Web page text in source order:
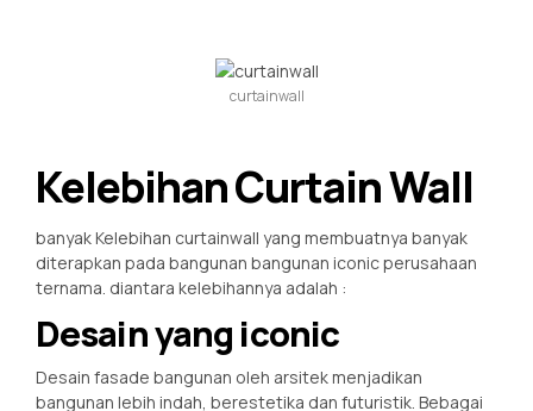
curtainwall
Kelebihan Curtain Wall
banyak Kelebihan curtainwall yang membuatnya banyak
diterapkan pada bangunan bangunan iconic perusahaan
ternama. diantara kelebihannya adalah :
Desain yang iconic
Desain fasade bangunan oleh arsitek menjadikan
bangunan lebih indah, berestetika dan futuristik. Bebagai